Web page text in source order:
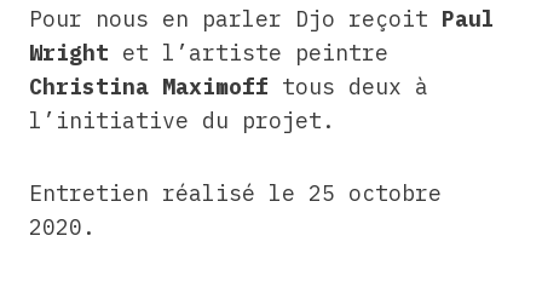
Pour nous en parler Djo reçoit Paul
Wright et l’artiste peintre
Christina Maximoff tous deux à
l’initiative du projet.
Entretien réalisé le 25 octobre
2020.